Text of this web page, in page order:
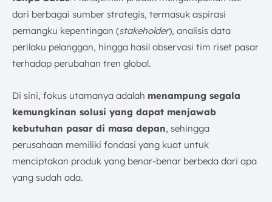
dari berbagai sumber strategis, termasuk aspirasi
pemangku kepentingan (stakeholder), analisis data
perilaku pelanggan, hingga hasil observasi tim riset pasar
terhadap perubahan tren global.
Di sini, fokus utamanya adalah menampung segala
kemungkinan solusi yang dapat menjawab
kebutuhan pasar di masa depan, sehingga
perusahaan memiliki fondasi yang kuat untuk
menciptakan produk yang benar-benar berbeda dari apa
yang sudah ada.